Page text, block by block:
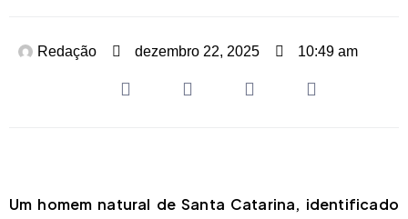
Redação dezembro 22, 2025 10:49 am
Um homem natural de Santa Catarina, identificado